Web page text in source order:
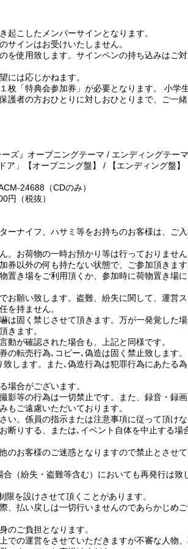
起こしたメンバーサインとなります。
サインはお受けいたしません。
を使用致します。サインペンの持ち込みはご対
には応じかねます。
枚「特典会参加券」が必要となります。 小学
護者の方おひとりに対しおひとりまで、ご一
ズ』オープニングテーマ / エンディングテー
」【オープニング盤】 / 【エンディング盤】
24688（CDのみ）
円（税抜）
ーナイフ、ハサミ等をお持ちのお客様は、ご
お荷物の一時お預かり等は行っておりません
以外の何も持たない状態で、ご参加頂きます
置き場をご利用頂くか、参加時に荷物置き場
願い致します。盗難、紛失に関して、運営ス
を持ません。
は固く禁じさせて頂きます。万が一発覚した
きます。
が確認された場合も、上記と同様です。
転売行為､コピー､偽造は固く禁止致します。
します。また､偽造行為は犯罪行為にあたる
場合がございます。
影等の行為は一切禁止です。また、録音・録
もご遠慮いただいております。
。係員の指示または注意事項に従って頂けな
断りする、または､イベント自体を中止する場
のお客様のご迷惑となりますので禁止とさせて
（紛失・盗難等含む）においても再発行は致
を設けさせて頂くことがあります。
、払い戻しは一切行いませんのであらかじめ
ご負担となります。
での運営をさせていただきますが不審な人物